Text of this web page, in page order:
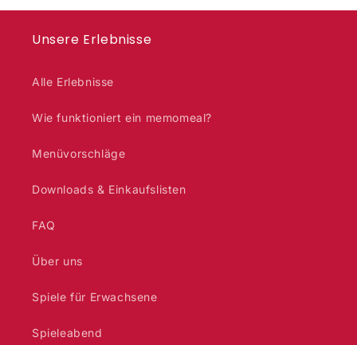
Unsere Erlebnisse
Alle Erlebnisse
Wie funktioniert ein memomeal?
Menüvorschläge
Downloads & Einkaufslisten
FAQ
Über uns
Spiele für Erwachsene
Spieleabend